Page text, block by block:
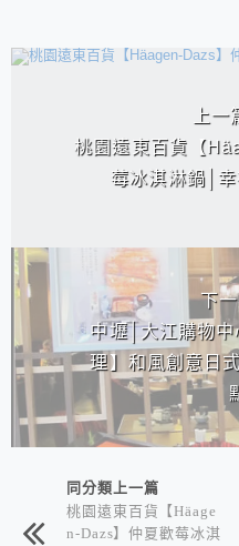
相連文章
上
桃園遠東百貨【
莓冰淇淋鍋│
下
中壢│大江購物
理】和風創意日
同分類上一篇
桃園遠東百貨【Häage
n-Dazs】仲夏歡莓冰淇